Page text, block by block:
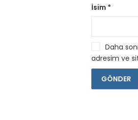
İsim *
Daha
adresim ve